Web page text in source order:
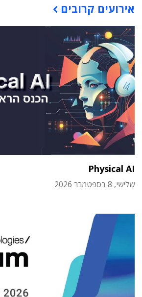
אירועים קרובים
Physical AI
שלישי, 8 בספטמבר 2026